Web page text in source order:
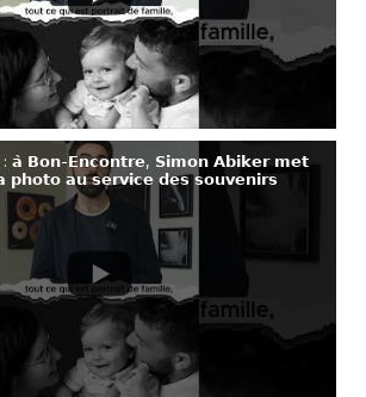
𝗮̀ 𝗕𝗼𝗻-𝗘𝗻𝗰𝗼𝗻𝘁𝗿𝗲, 𝗦𝗶𝗺𝗼𝗻 𝗔𝗯𝗶𝗸𝗲𝗿 𝗺𝗲𝘁
𝗽𝗵𝗼𝘁𝗼 𝗮𝘂 𝘀𝗲𝗿𝘃𝗶𝗰𝗲 𝗱𝗲𝘀 𝘀𝗼𝘂𝘃𝗲𝗻𝗶𝗿𝘀